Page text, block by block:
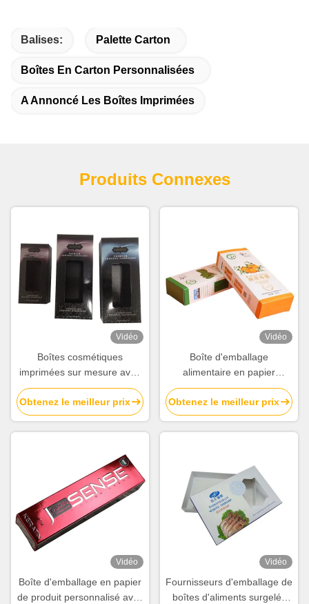
Balises: Palette Carton
Boîtes En Carton Personnalisées
A Annoncé Les Boîtes Imprimées
Produits Connexes
Vidéo
Boîtes cosmétiques
imprimées sur mesure avec
fenêtre. Emballage en papier
de luxe avec logo en feuille
chaude pour produits de
beauté et de soins de la
Obtenez le meilleur prix
Vidéo
Boîte d'emballage
alimentaire en papier
imprimé en gros Fournisseur
de boîtes alimentaires en
carton
Obtenez le meilleur prix
Vidéo
Boîte d'emballage en papier
de produit personnalisé avec
Vidéo
Fournisseurs d'emballage de
boîtes d'aliments surgelés